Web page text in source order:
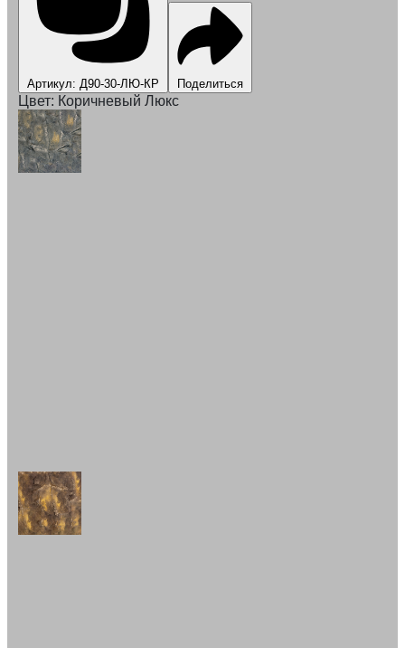
Артикул: Д90-30-ЛЮ-КР Поделиться
Цвет: Коричневый Люкс